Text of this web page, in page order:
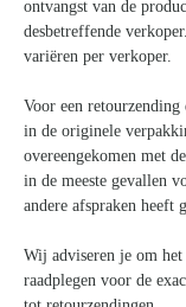
ontvangst van de
desbetreffende
variëren per verkoper.
Voor een
in de originele
overeengekomen met
in de meeste gevallen
andere afspraken heeft
Wij adviseren je om
raadplegen voor de